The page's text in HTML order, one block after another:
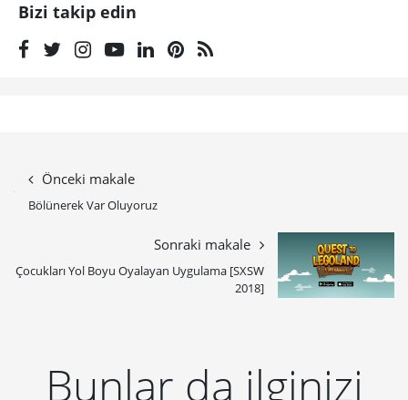
Bizi takip edin
Önceki makale
Bölünerek Var Oluyoruz
Sonraki makale
Çocukları Yol Boyu Oyalayan Uygulama [SXSW
2018]
Bunlar da ilginizi